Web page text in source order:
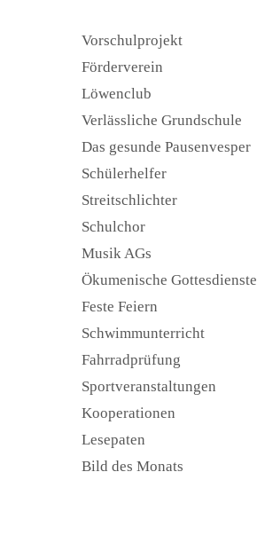
Vorschulprojekt
Förderverein
Löwenclub
Verlässliche Grundschule
Das gesunde Pausenvesper
Schülerhelfer
Streitschlichter
Schulchor
Musik AGs
Ökumenische Gottesdienste
Feste Feiern
Schwimmunterricht
Fahrradprüfung
Sportveranstaltungen
Kooperationen
Lesepaten
Bild des Monats